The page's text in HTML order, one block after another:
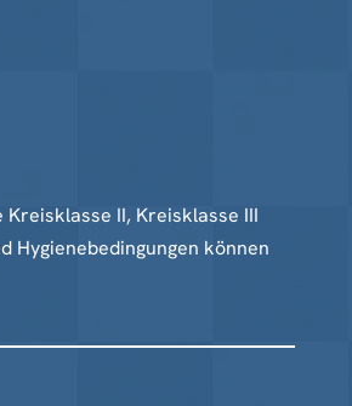
II, Kreisklasse III
Hygienebedingungen können